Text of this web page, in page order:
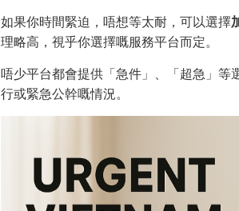
如果你時間緊迫，唔想等太耐，可以選擇
理略高，視乎你選擇嘅服務平台而定。
唔少平台都會提供「急件」、「超急」等
行或緊急公幹嘅情況。